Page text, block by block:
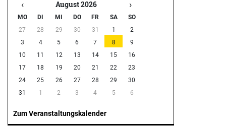
‹ August 2026 ›
MO DI MI DO FR SA
SO
27
28 29 30 31 1
2
3
4 5 6 7 8
9
10
11 12 13 14 15
16
17
18 19 20 21 22
23
24
25 26 27 28 29
30
31
1 2 3 4 5 6
Zum Veranstaltungskalender